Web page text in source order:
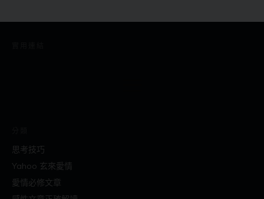
思考技巧
Yahoo 玄來愛情
愛情必修文章